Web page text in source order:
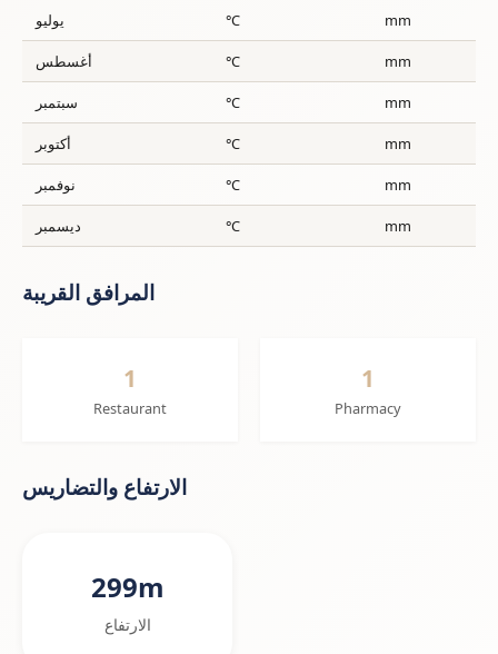
يوليو °C mm
أغسطس °C mm
سبتمبر °C mm
أكتوبر °C mm
نوفمبر °C mm
ديسمبر °C mm
المرافق القريبة
1
Restaurant
1
Pharmacy
الارتفاع والتضاريس
299m
الارتفاع